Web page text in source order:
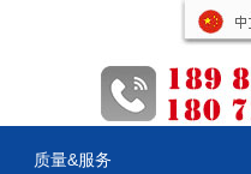
质量&服务